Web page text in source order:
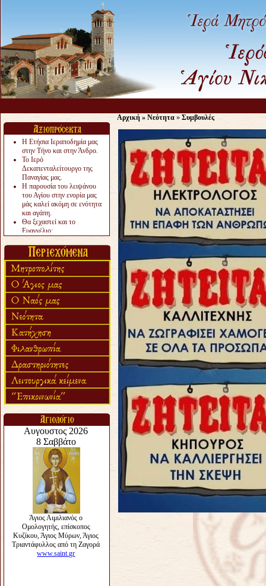
Η Ετήσια Ιεραποδημία μας
στην Τήνο και στην Άνδρο.
Το Ιερό
Δεκαπενταλείτουργο της
Παναγίας μας.
Η παρουσία του λειψάνου
του Αγίου στην ενορία μας
μάς καλεί ακόμη σε ενότητα
και αγάπη.
Θα ξεχαστεί και το
Ευαγγέλιο;
«πολύ αργά».
Ζητείται....
Αρχική » Νεότητα » Συμβουλές